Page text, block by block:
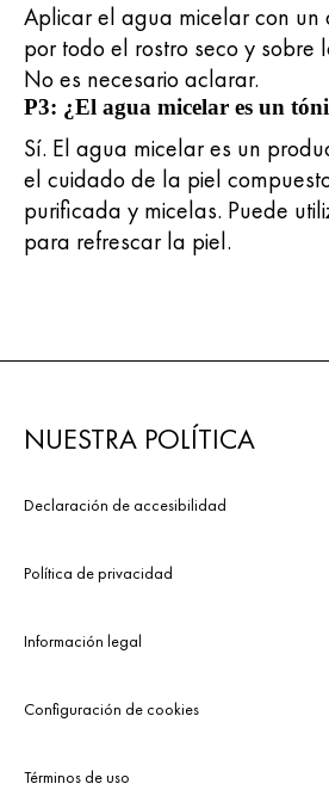
Aplicar el agua micelar con un
por todo el rostro seco y sobre
No es necesario aclarar.
P3: ¿El agua micelar es un
Sí. El agua micelar es un
el cuidado de la piel
purificada y micelas. Puede
para refrescar la piel.
NUESTRA POLÍTICA
Declaración de accesibilidad
Política de privacidad
Información legal
Configuración de cookies
Términos de uso